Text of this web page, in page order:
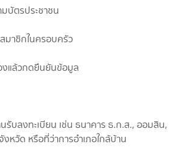
บัตรประชาชน
มาชิกในครอบครัว
แล้วกดยืนยันข้อมูล
รับลงทะเบียน เช่น ธนาคาร ธ.ก.ส., ออมสิน,
หวัด หรือที่ว่าการอำเภอใกล้บ้าน